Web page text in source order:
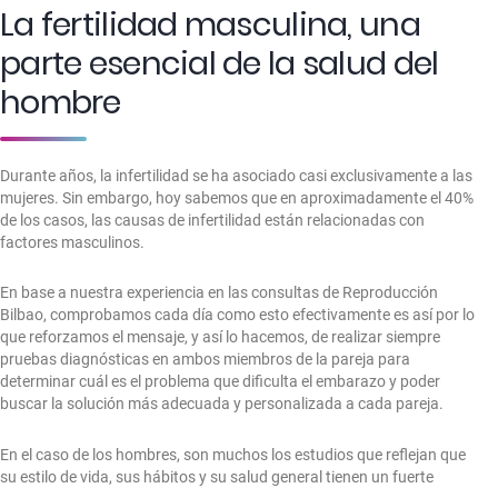
La fertilidad masculina, una
parte esencial de la salud del
hombre
Durante años, la infertilidad se ha asociado casi exclusivamente a las
mujeres. Sin embargo, hoy sabemos que en aproximadamente el 40%
de los casos, las causas de infertilidad están relacionadas con
factores masculinos.
En base a nuestra experiencia en las consultas de Reproducción
Bilbao, comprobamos cada día como esto efectivamente es así por lo
que reforzamos el mensaje, y así lo hacemos, de realizar siempre
pruebas diagnósticas en ambos miembros de la pareja para
determinar cuál es el problema que dificulta el embarazo y poder
buscar la solución más adecuada y personalizada a cada pareja.
En el caso de los hombres, son muchos los estudios que reflejan que
su estilo de vida, sus hábitos y su salud general tienen un fuerte